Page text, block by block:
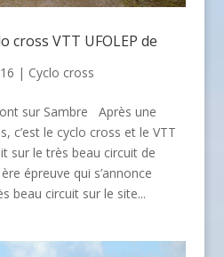
cross VTT UFOLEP de
| Cyclo cross
sur Sambre Après une
c’est le cyclo cross et le VTT
sur le très beau circuit de
épreuve qui s’annonce
beau circuit sur le site...